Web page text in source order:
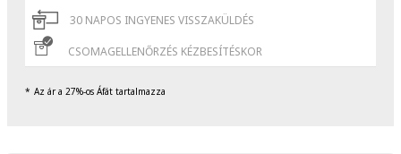
30 NAPOS INGYENES VISSZAKÜLDÉS
CSOMAGELLENŐRZÉS KÉZBESÍTÉSKOR
Az ár a 27%-os Áfát tartalmazza